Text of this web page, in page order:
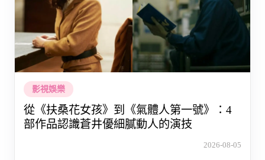
影視娛樂
從《扶桑花女孩》到《氣體人第一號》：4
部作品認識蒼井優細膩動人的演技
2026-08-05